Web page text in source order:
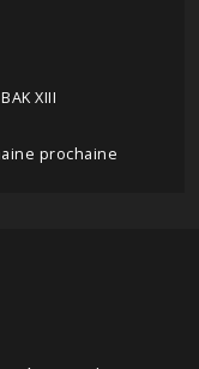
XIII
prochaine